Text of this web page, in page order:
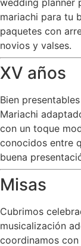
mariachi para tu
paquetes con
novios y valses.
XV años
Bien
Mariachi
con un toque
conocidos entre
buena
Misas
Cubrimos
musicalización
coordinamos